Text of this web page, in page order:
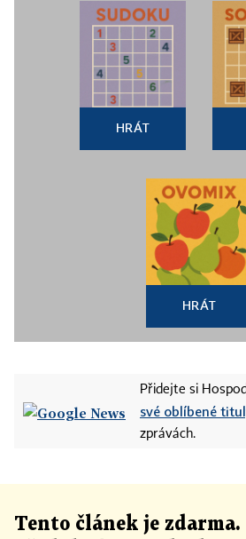
HRÁT
HRÁT
Přidejte si
své oblíbené
zprávách.
Tento článek je zdarma.